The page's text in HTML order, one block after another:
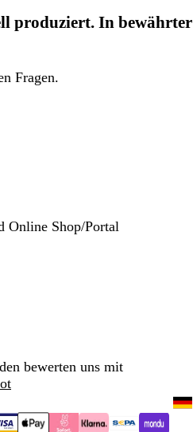
produziert. In bewährter
Fragen.
Online Shop/Portal
bewerten uns mit